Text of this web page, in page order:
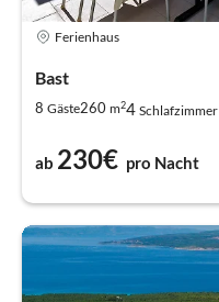
Ferienhaus
Bast
8 Gäste260 m24 Schlafzimmer
ab 230€ pro Nacht